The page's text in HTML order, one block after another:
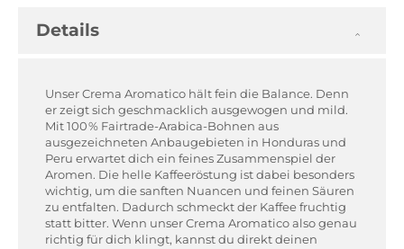
Details
Unser Crema Aromatico hält fein die Balance. Denn
er zeigt sich geschmacklich ausgewogen und mild.
Mit 100 % Fairtrade-Arabica-Bohnen aus
ausgezeichneten Anbaugebieten in Honduras und
Peru erwartet dich ein feines Zusammenspiel der
Aromen. Die helle Kaffeeröstung ist dabei besonders
wichtig, um die sanften Nuancen und feinen Säuren
zu entfalten. Dadurch schmeckt der Kaffee fruchtig
statt bitter. Wenn unser Crema Aromatico also genau
richtig für dich klingt, kannst du direkt deinen